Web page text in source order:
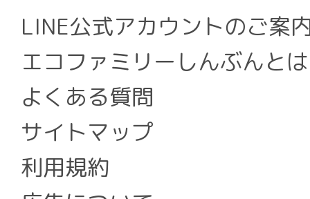
LINE公式アカウントのご案
エコファミリーしんぶんとは
よくある質問
サイトマップ
利用規約